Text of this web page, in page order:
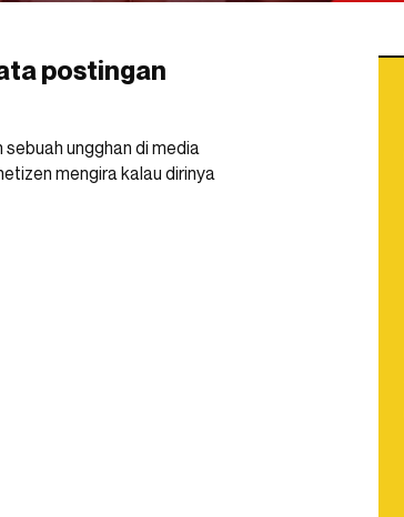
postingan
ungghan di media
mengira kalau dirinya